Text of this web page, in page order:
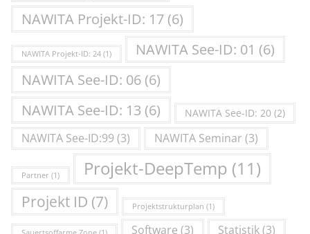
NAWITA Projekt-ID: 17 (6)
NAWITA Projekt-ID: 24 (1) NAWITA See-ID: 01 (6)
NAWITA See-ID: 06 (6)
NAWITA See-ID: 13 (6) NAWITA See-ID: 20 (2)
NAWITA See-ID:99 (3) NAWITA Seminar (3)
Partner (1) Projekt-DeepTemp (11)
Projekt ID (7) Projektstrukturplan (1)
Software (3) Statistik(3)